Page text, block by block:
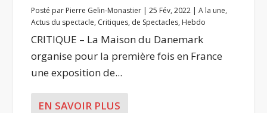
Posté par Pierre Gelin-Monastier |25 Fév, 2022 |A la une,
Actus du spectacle, Critiques, de Spectacles, Hebdo
CRITIQUE – La Maison du Danemark
organise pour la première fois en France
une exposition de...
EN SAVOIR PLUS